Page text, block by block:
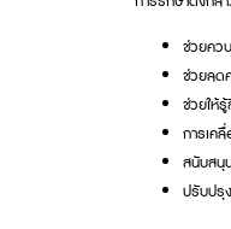
ช่วยคว
ช่วยลด
ช่วยให้
การเค
สนับสนุ
ปรับปรุ